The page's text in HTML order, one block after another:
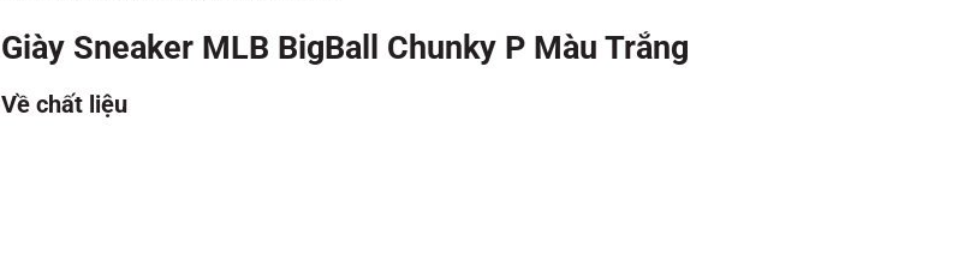
Giày Sneaker MLB BigBall Chunky P Màu Trắng
Về chất liệu